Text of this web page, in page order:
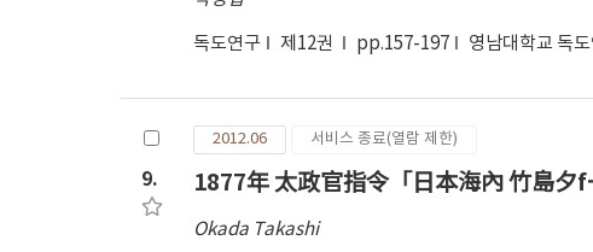
독도연구 제12권 pp.157-197 영남대학교 독
9.
2012.06 서비스 종료(열람 제한)
1877年 太政官指令「日本海內 竹島夕
Okada Takashi